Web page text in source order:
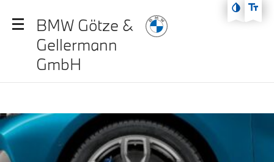
Zum Hauptmenü
BMW Götze &
Gellermann
GmbH